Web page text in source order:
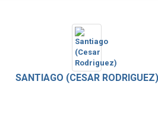
SANTIAGO (CESAR RODRIGUEZ)